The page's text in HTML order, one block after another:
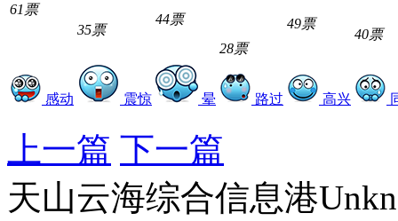
61票
感动
35票
震惊
44票
晕
28票
路过
49票
高兴
40票
上一篇 下一篇
天山云海综合信息港